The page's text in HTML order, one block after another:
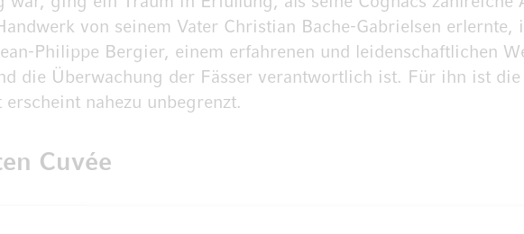
von seinem Vater Christian Bache-Gabrielsen erlernte,
Philippe Bergier, einem erfahrenen und leidenschaftlichen
die Überwachung der Fässer verantwortlich ist. Für ihn ist die
nahezu unbegrenzt.
Cuvée
Cognac. Für seine Destillate greift Bache-Gabrielsen auf